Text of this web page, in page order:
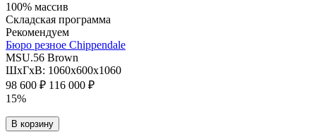
100% массив
Складская программа
Рекомендуем
Бюро резное Chippendale
MSU.56 Brown
ШхГхВ: 1060х600х1060
98 600 ₽ 116 000 ₽
15%
В корзину